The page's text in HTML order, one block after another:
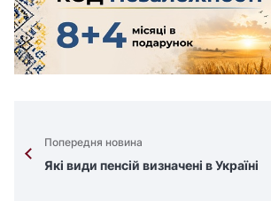
Попередня новина
Які види пенсій визначені в Україні